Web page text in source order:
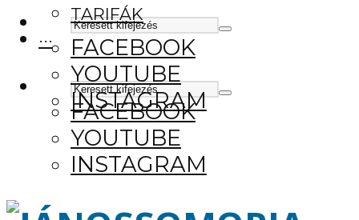
FACEBOOK
YOUTUBE
INSTAGRAM
TARIFÁK
···
FACEBOOK
YOUTUBE
INSTAGRAM